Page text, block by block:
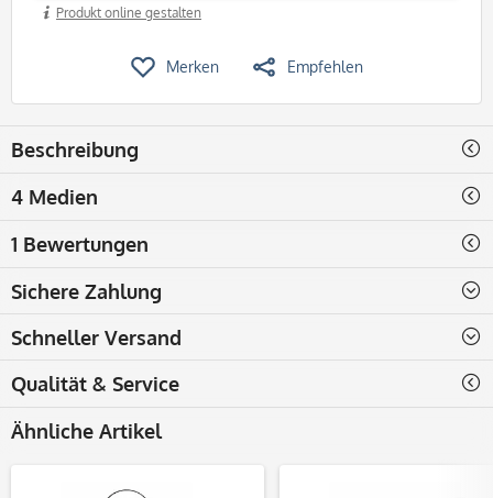
Produkt online gestalten
Merken Empfehlen
Beschreibung
4 Medien
1 Bewertungen
Sichere Zahlung
Schneller Versand
Qualität & Service
Ähnliche Artikel